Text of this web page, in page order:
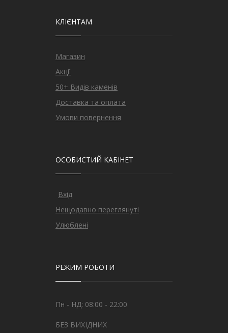
КЛІЄНТАМ
Магазин
Акції
50+ Видів каменів
Доставка та оплата
Умови повернення
ОСОБИСТИЙ КАБІНЕТ
Вхід
Нещодавно переглянуті
Улюблені
РЕЖИМ РОБОТИ
Пн - НД: 08:00 - 22:00
БЕЗ ВИХІДНИХ